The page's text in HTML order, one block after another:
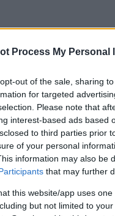
Process My Personal
out of the sale, sharing
for targeted
Please note that
interest-based ads based
to third parties prior
of your personal
information may also be
that may further
this website/app uses
but not limited to